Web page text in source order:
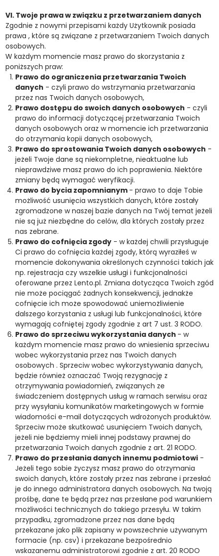
VI. Twoje prawa w związku z przetwarzaniem danych
Zgodnie z nowymi przepisami każdy Użytkownik posiada
prawa , które są związane z przetwarzaniem Twoich danych
osobowych.
W każdym momencie masz prawo do skorzystania z
poniższych praw:
Prawo do ograniczenia przetwarzania Twoich
danych - czyli prawo do wstrzymania przetwarzania
przez nas Twoich danych osobowych,
Prawo dostępu do swoich danych osobowych - czyli
prawo do informacji dotyczącej przetwarzania Twoich
danych osobowych oraz w momencie ich przetwarzania
do otrzymania kopii danych osobowych,
Prawo do sprostowania Twoich danych osobowych -
jeżeli Twoje dane są niekompletne, nieaktualne lub
nieprawdziwe masz prawo do ich poprawienia. Niektóre
zmiany będą wymagać weryfikacji.
Prawo do bycia zapomnianym - prawo to daje Tobie
możliwość usunięcia wszystkich danych, które zostały
zgromadzone w naszej bazie danych na Twój temat jeżeli
nie są już niezbędne do celów, dla których zostały przez
nas zebrane.
Prawo do cofnięcia zgody- w każdej chwili przysługuje
Ci prawo do cofnięcia każdej zgody, którą wyraziłeś w
momencie dokonywania określonych czynności takich jak
np. rejestracja czy wszelkie usługi i funkcjonalności
oferowane przez Lento.pl. Zmiana dotycząca Twoich zgód
nie może pociągać żadnych konsekwencji, jednakże
cofnięcie ich może spowodować uniemożliwienie
dalszego korzystania z usługi lub funkcjonalności, które
wymagają cofniętej zgody zgodnie z art 7 ust. 3 RODO.
Prawo do sprzeciwu wykorzystania danych - w
każdym momencie masz prawo do wniesienia sprzeciwu
wobec wykorzystania przez nas Twoich danych
osobowych . Sprzeciw wobec wykorzystywania danych,
będzie również oznaczać Twoją rezygnację z
otrzymywania powiadomień, związanych ze
świadczeniem dostępnych usług w ramach serwisu oraz
przy wysyłaniu komunikatów marketingowych w formie
wiadomości e-mail dotyczących wdrożonych produktów.
Sprzeciw może skutkować usunięciem Twoich danych,
jeżeli nie będziemy mieli innej podstawy prawnej do
przetwarzania Twoich danych zgodnie z art. 21 RODO.
Prawo do przesłania danych innemu podmiotowi-
Jeżeli tego sobie życzysz masz prawo do otrzymania
swoich danych, które zostały przez nas zebrane i przesłać
je do innego administratora danych osobowych. Na twoją
prośbę, dane te będą przez nas przesłane pod warunkiem
możliwości technicznych do takiego przesyłu. W takim
przypadku, zgromadzone przez nas dane będą
przekazane jako plik zapisany w powszechnie używanym
formacie (np. csv) i przekazane bezpośrednio
wskazanemu administratorowi zgodnie z art. 20 RODO